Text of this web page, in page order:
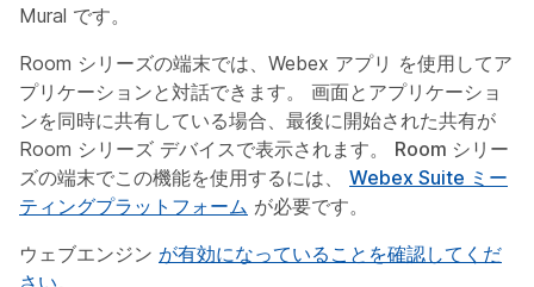
Mural です。
Room シリーズの端末では、Webex アプリ を使用してア
プリケーションと対話できます。 画面とアプリケーショ
ンを同時に共有している場合、最後に開始された共有が
Room シリーズ デバイスで表示されます。 Room シリー
ズの端末でこの機能を使用するには、
Webex Suite ミー
ティングプラットフォーム が必要です。
ウェブエンジン が有効になっていることを確認してくだ
さい。